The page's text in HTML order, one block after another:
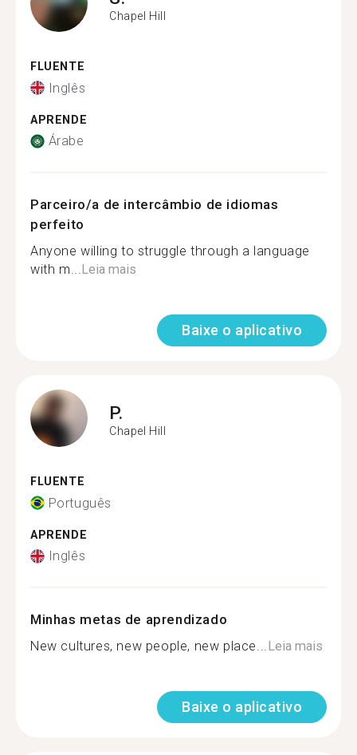
Chapel Hill
FLUENTE
Inglês
APRENDE
Árabe
Parceiro/a de intercâmbio de idiomas
perfeito
Anyone willing to struggle through a language
with m...Leia mais
Baixe o aplicativo
P.
Chapel Hill
FLUENTE
Português
APRENDE
Inglês
Minhas metas de aprendizado
New cultures, new people, new place...Leia mais
Baixe o aplicativo